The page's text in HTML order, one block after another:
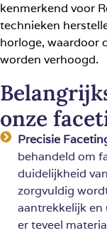
kenmerkend voor
technieken
horloge, waardoor
worden verhoogd.
onze
Precisie
behandeld om
duidelijkheid
zorgvuldig
aantrekkelijk
er teveel